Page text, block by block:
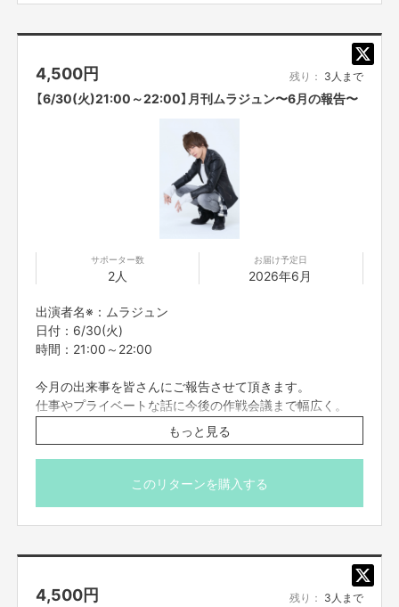
ムラジュンと一緒に楽しい時間を過ごしましょう。
※備考欄にムラジュンとやりたいことを記載してご応募下
さい。
※こちらのリターンは実施日の3日前の16時までお買い求
※プロジェクト本文の末尾に記載されている【ご支援にあた
ってのご注意事項】を必ずご一読ください。
4,500円 残り： 3人まで
【6/30(火)21:00～22:00】月刊ムラジュン〜6月の報告〜
サポーター数
2人
お届け予定日
2026年6月
出演者名※：ムラジュン
日付：6/30(火)
時間：21:00～22:00
今月の出来事を皆さんにご報告させて頂きます。
仕事やプライベートな話に今後の作戦会議まで幅広く。
1Hのフリートークライブ形式でお送りします。
未公開の動画や画像の紹介、買った物やオススメしたい事
なども。
皆さんからのリアルタイムチャット(他の方には見えませ
購入者だけのシークレット配信ですので内容は絶対に「口
参加者の方はカメラとマイクをオフでお願いします。
もっと見る
このリターンを購入する
4,500円 残り： 3人まで